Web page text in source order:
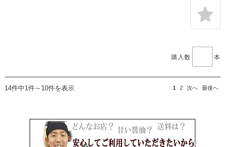
購入数 本
14件中1件～10件を表示 1 2 次へ 最後へ